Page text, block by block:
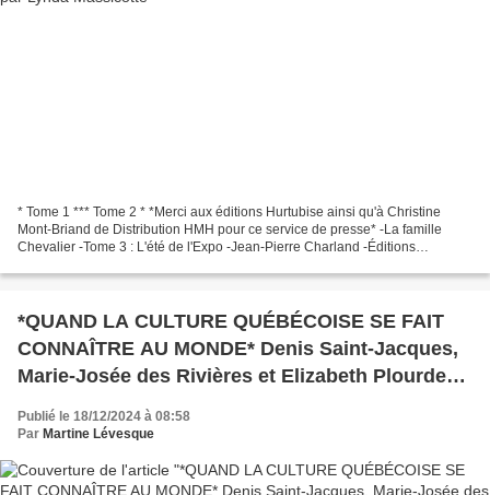
* Tome 1 *** Tome 2 * *Merci aux éditions Hurtubise ainsi qu'à Christine
Mont-Briand de Distribution HMH pour ce service de presse* -La famille
Chevalier -Tome 3 : L'été de l'Expo -Jean-Pierre Charland -Éditions
*QUAND LA CULTURE QUÉBÉCOISE SE FAIT
CONNAÎTRE AU MONDE* Denis Saint-Jacques,
Marie-Josée des Rivières et Elizabeth Plourde*
Lévesque*
Publié le 18/12/2024 à 08:58
Par Martine Lévesque